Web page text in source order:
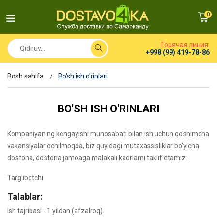
0
Горячая линия:
+998 (99) 419-78-86
Bosh sahifa Bo'sh ish o'rinlari
BO'SH ISH O'RINLARI
Kompaniyaning kengayishi munosabati bilan ish uchun qo'shimcha
vakansiyalar ochilmoqda, biz quyidagi mutaxassisliklar bo'yicha
do'stona, do'stona jamoaga malakali kadrlarni taklif etamiz:
Targ'ibotchi
Talablar:
Ish tajribasi - 1 yildan (afzalroq).